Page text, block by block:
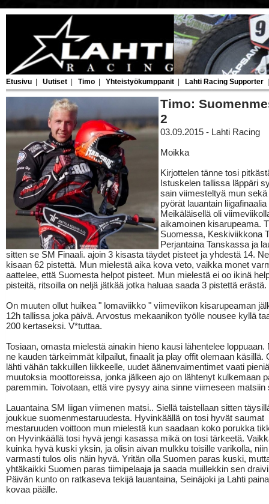
Etusivu Uutiset Timo Yhteistyökumppanit Lahti Racing Supporter
Timo:
2
03.09.2015 - Lahti Racing
Moikka
Kirjottelen tänne tosi
Istuskelen tallissa läppäri
sain viimesteltyä mun sekä
pyörät lauantain
Meikäläisellä oli
aikamoinen kisarupeama.
Suomessa, Keskiviikkona
Perjantaina Tanskassa ja
sitten se SM Finaali. ajoin 3 kisasta täydet pisteet ja yhdestä 14.
kisaan 62 pistettä. Mun mielestä aika kova veto, vaikka monet
aattelee, että Suomesta helpot pisteet. Mun mielestä ei oo ikinä
pisteitä, ritsoilla on neljä jätkää jotka haluaa saada 3 pistettä erästä.
On muuten ollut huikea " lomaviikko " viimeviikon kisarupeaman
12h tallissa joka päivä. Arvostus mekaanikon työlle nousee kyllä
200 kertaseksi. V*tuttaa.
Tosiaan, omasta mielestä ainakin hieno kausi lähentelee loppuaan.
ne kauden tärkeimmät kilpailut, finaalit ja play offit olemaan käsillä.
lähti vähän takkuillen liikkeelle, uudet äänenvaimentimet vaati pieniä
muutoksia moottoreissa, jonka jälkeen ajo on lähtenyt kulkemaan
paremmin. Toivotaan, että vire pysyy aina sinne viimeseen matsiin
Lauantaina SM liigan viimenen matsi.. Siellä taistellaan sitten
joukkue suomenmestaruudesta. Hyvinkäällä on tosi hyvät saumat
mestaruuden voittoon mun mielestä kun saadaan koko porukka
on Hyvinkäällä tosi hyvä jengi kasassa mikä on tosi tärkeetä.
kuinka hyvä kuski yksin, ja olisin aivan mulkku toisille varikolla,
varmasti tulos olis näin hyvä. Yritän olla Suomen paras kuski,
yhtäkaikki Suomen paras tiimipelaaja ja saada muillekkin sen
Päivän kunto on ratkaseva tekijä lauantaina, Seinäjoki ja Lahti
kovaa päälle.